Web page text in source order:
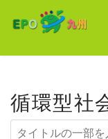
循環型社
タイトルの一部